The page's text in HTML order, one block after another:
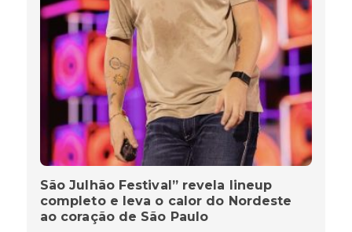
São Julhão Festival” revela lineup
completo e leva o calor do Nordeste
ao coração de São Paulo